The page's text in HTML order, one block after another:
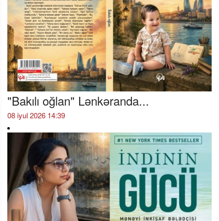
"Bakılı oğlan" Lənkəranda...
08 iyul 2026 14:39